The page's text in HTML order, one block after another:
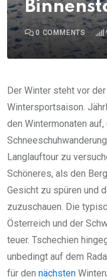
0 COMMENTS
Der Winter steht vor
Wintersportsaison.
den Wintermonaten
Langlauftour zu
Schöneres, als den
Gesicht zu spüren und
zuzuschauen. Die
Österreich und der
teuer. Tschechien
unbedingt auf dem
für den nächsten